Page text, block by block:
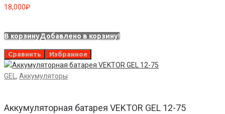
18,000₽
В корзинуДобавлено в корзину!
Сравнить Избранное
GEL, Аккумуляторы
Аккумуляторная батарея VEKTOR GEL 12-75